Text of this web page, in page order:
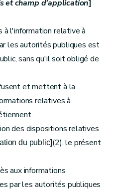
et champ d'application]
à l'information relative à
les autorités publiques est
sans qu'il soit obligé de
et mettent à la
relatives à
des dispositions relatives
du public](2), le présent
aux informations
par les autorités publiques